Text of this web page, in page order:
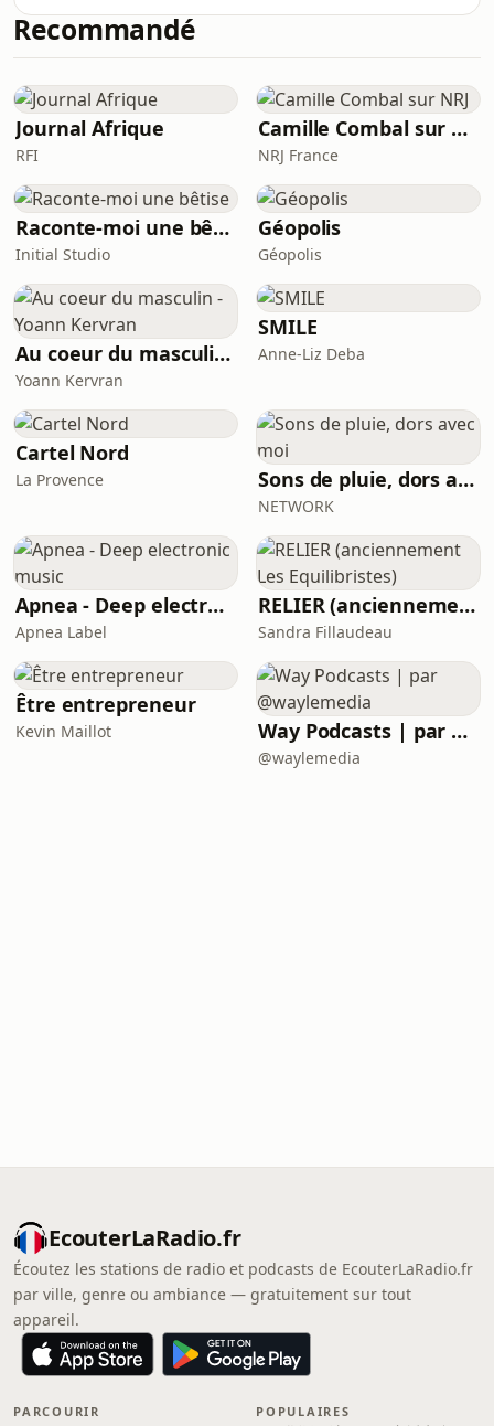
culture.Ce que cet ép
avant de quitter son pays pour
s’installer en France. En émigrant, la
reste.Dans cet épisode, il raconte ce
que signifie continuer à créer sans
projecteurs, sans public massif, tout
en restant fidèle à son intégrité
artistique. Il partage aussi son
rapport à l’IA
Recommandé
Journal Afrique
RFI
Camille Combal sur NRJ
NRJ France
Raconte-moi une bêtise
Initial Studio
Géopolis
Géopolis
Au coeur du masculin - Yoann Kervran
Yoann Kervran
SMILE
Anne-Liz Deba
Cartel Nord
La Provence Sons de pluie, dors avec moi
NETWORK
Apnea - Deep electronic music
Apnea Label
RELIER (anciennement Les Equilibristes)
Sandra Fillaudeau
Être entrepreneur
Kevin Maillot Way Podcasts | par @waylemedia
@waylemedia
EcouterLaRadio.fr
Écoutez les stations de radio et podcasts de EcouterLaRadio.fr
par ville, genre ou ambiance — gratuitement sur tout
appareil.
PARCOURIR POPULAIRES